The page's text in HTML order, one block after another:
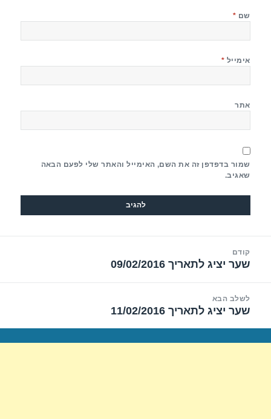
שם *
אימייל *
אתר
שמור בדפדפן זה את השם, האימייל והאתר שלי לפעם הבאה
שאגיב.
קודם
הפוסט
שער יציג לתאריך 09/02/2016
לשלב הבא
הפוסט
שער יציג לתאריך 11/02/2016